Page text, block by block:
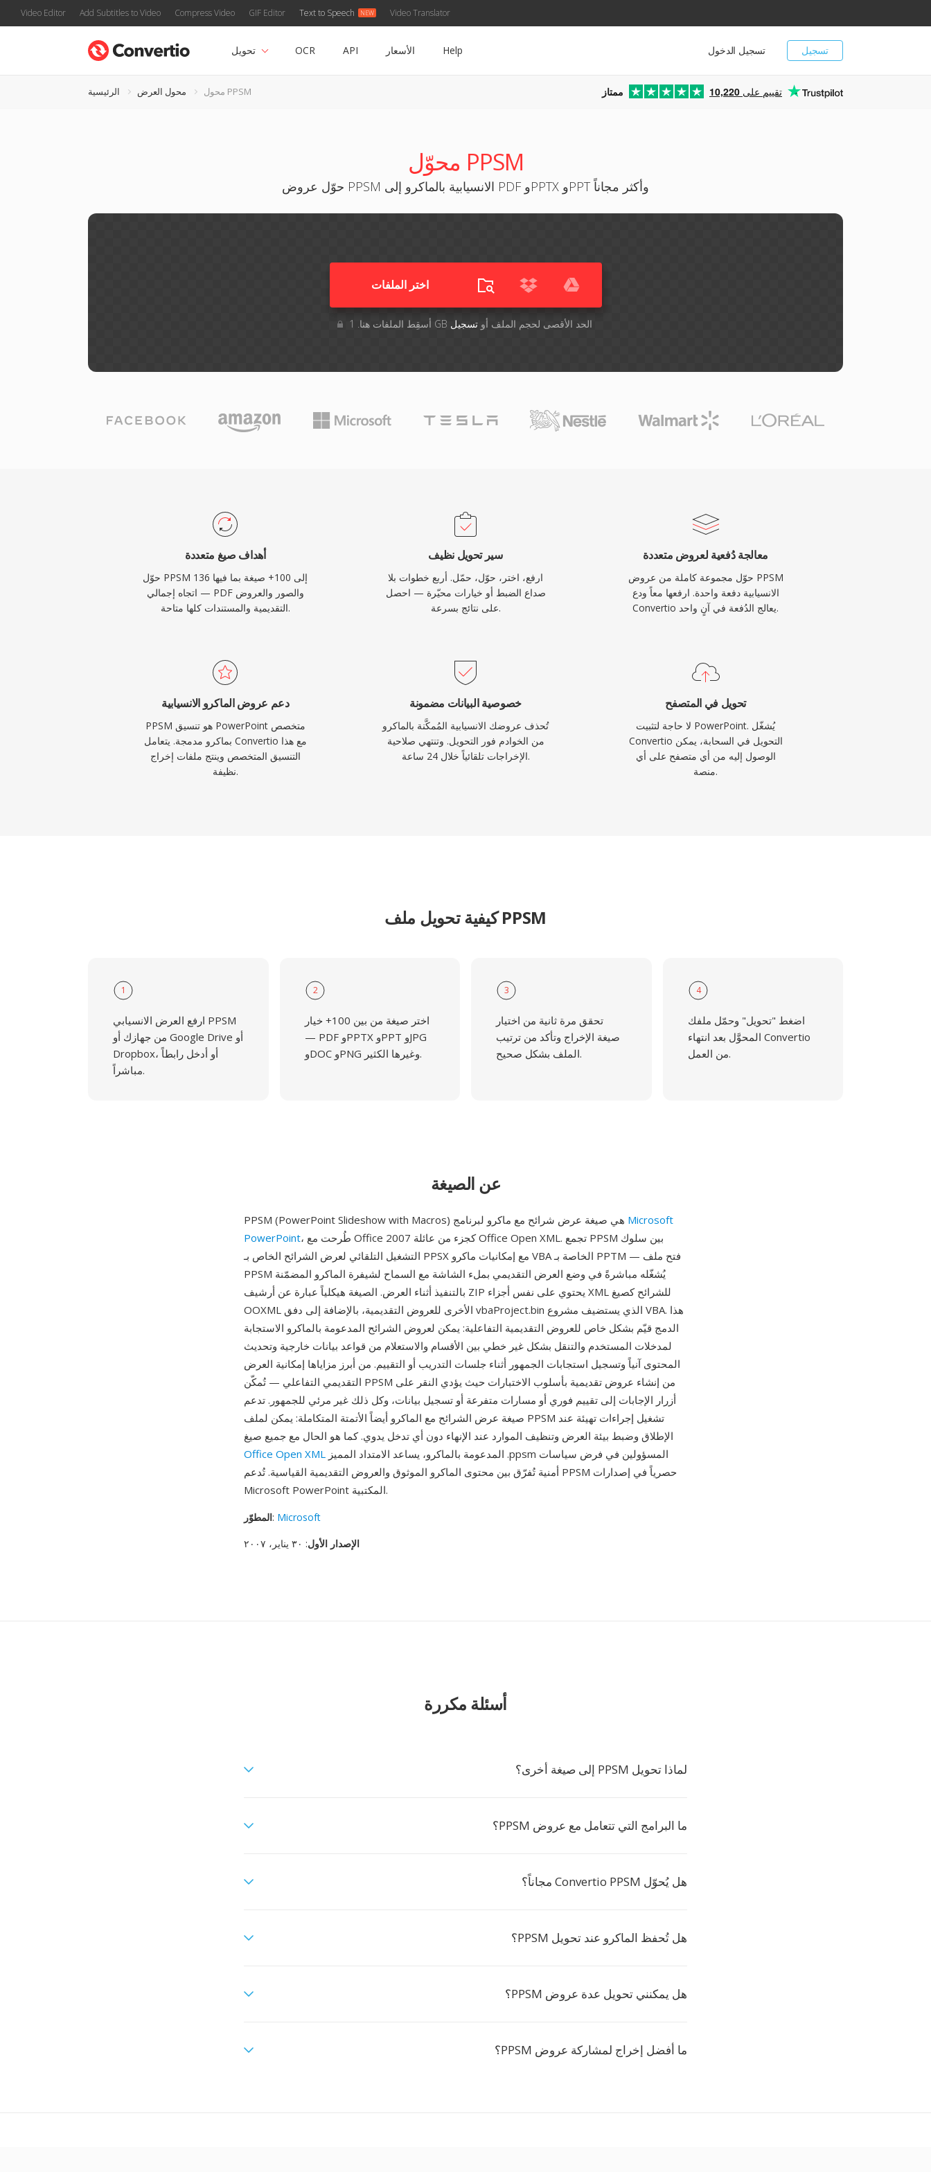
Video Editor Add Subtitles to Video Compress Video GIF Editor Text to Speech Video Translator
تسجيل تسجيل الدخول تحويل OCR API الأسعار Help
الرئيسية محول العرض محول PPSM ممتاز 10,220 تقييم على
محوّل PPSM
حوّل عروض PPSM الانسيابية بالماكرو إلى PDF وPPTX وPPT وأكثر مجاناً
اختر الملفات
أسقِط الملفات هنا. 1 GB الحد الأقصى لحجم الملف أوتسجيل
أهداف صيغ متعددة
حوّل PPSM إلى 100+ صيغة بما فيها 136
اتجاه إجمالي — PDF والصور والعروض
التقديمية والمستندات كلها متاحة.
سير تحويل نظيف
ارفع، اختر، حوّل، حمّل. أربع خطوات بلا
صداع الضبط أو خيارات محيّرة — احصل
على نتائج بسرعة.
معالجة دُفعية لعروض متعددة
حوّل مجموعة كاملة من عروض PPSM
الانسيابية دفعة واحدة. ارفعها معاً ودع
Convertio يعالج الدُفعة في آنٍ واحد.
دعم عروض الماكرو الانسيابية
PPSM هو تنسيق PowerPoint متخصص
بماكرو مدمجة. يتعامل Convertio مع هذا
التنسيق المتخصص وينتج ملفات إخراج
نظيفة.
خصوصية البيانات مضمونة
تُحذف عروضك الانسيابية المُمكَّنة بالماكرو
من الخوادم فور التحويل. وتنتهي صلاحية
الإخراجات تلقائياً خلال 24 ساعة.
تحويل في المتصفح
لا حاجة لتثبيت PowerPoint. يُشغّل
Convertio التحويل في السحابة، يمكن
الوصول إليه من أي متصفح على أي
منصة.
كيفية تحويل ملف PPSM
1
ارفع العرض الانسيابي PPSM
من جهازك أو Google Drive أو
Dropbox، أو أدخل رابطاً
مباشراً.
2
اختر صيغة من بين 100+ خيار
— PDF وPPTX وPPT وJPG
وDOC وPNG وغيرها الكثير.
3
تحقق مرة ثانية من اختيار
صيغة الإخراج وتأكد من ترتيب
الملف بشكل صحيح.
4
اضغط "تحويل" وحمّل ملفك
المحوَّل بعد انتهاء Convertio
من العمل.
عن الصيغة
Microsoft
PowerPoint، طُرحت مع Office 2007 كجزء من عائلة Office Open XML. تجمع PPSM بين سلوك
التشغيل التلقائي لعرض الشرائح الخاص بـ PPSX مع إمكانيات ماكرو VBA الخاصة بـ PPTM — فتح ملف
PPSM يُشغّله مباشرةً في وضع العرض التقديمي بملء الشاشة مع السماح لشيفرة الماكرو المضمّنة
بالتنفيذ أثناء العرض. الصيغة هيكلياً عبارة عن أرشيف ZIP يحتوي على نفس أجزاء XML للشرائح كصيغ
OOXML الأخرى للعروض التقديمية، بالإضافة إلى دفق vbaProject.bin الذي يستضيف مشروع VBA. هذا
الدمج قيّم بشكل خاص للعروض التقديمية التفاعلية: يمكن لعروض الشرائح المدعومة بالماكرو الاستجابة
لمدخلات المستخدم والتنقل بشكل غير خطي بين الأقسام والاستعلام من قواعد بيانات خارجية وتحديث
المحتوى آنياً وتسجيل استجابات الجمهور أثناء جلسات التدريب أو التقييم. من أبرز مزاياها إمكانية العرض
التقديمي التفاعلي — تُمكّن PPSM من إنشاء عروض تقديمية بأسلوب الاختبارات حيث يؤدي النقر على
أزرار الإجابات إلى تقييم فوري أو مسارات متفرعة أو تسجيل بيانات، وكل ذلك غير مرئي للجمهور. تدعم
صيغة عرض الشرائح مع الماكرو أيضاً الأتمتة المتكاملة: يمكن لملف PPSM تشغيل إجراءات تهيئة عند
الإطلاق وضبط بيئة العرض وتنظيف الموارد عند الإنهاء دون أي تدخل يدوي. كما هو الحال مع جميع صيغ
Office Open XML
أمنية تُفرّق بين محتوى الماكرو الموثوق والعروض التقديمية القياسية. تُدعم PPSM حصرياً في إصدارات
Microsoft PowerPoint المكتبية.
المطوّر: Microsoft
الإصدار الأول: ٣٠ يناير، ٢٠٠٧
أسئلة مكررة
لماذا تحويل PPSM إلى صيغة أخرى؟
ما البرامج التي تتعامل مع عروض PPSM؟
هل يُحوّل Convertio PPSM مجاناً؟
هل تُحفظ الماكرو عند تحويل PPSM؟
هل يمكنني تحويل عدة عروض PPSM؟
ما أفضل إخراج لمشاركة عروض PPSM؟